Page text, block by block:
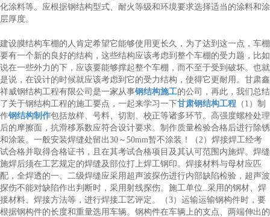
化涂料等。应根据钢结构型式、耐火等级和环境要求选择适当的涂料和涂
层厚度。
建设膜结构车棚的人肯定希望它能够使用更长久，为了达到这一点，车棚
要有一个新的良好的结构，这些结构应该考虑到整个车棚的受力题，比如
说在一些外力的下，应该要能够撑起整个车棚，而不至于受到破坏。也就
是说，在设计的时候就应该考虑到它的受力结构，使得它更耐用。甘肃鑫
祥威钢结构工程有限公司是一家从事钢结构施工的公司，再此，我们总结
了关于钢结构工程的施工要点，一起来学习一下甘肃钢结构工程 （1）制
作钢结构制作包括放样、号料、切割、校正等诸多环节。高强度螺栓处理
后的摩擦面，抗滑移系数应符合设计要求。制作质量检验合格后进行除锈
和涂装。一般安装焊缝处留出30～50mm暂不涂装！（2）焊接焊工经考
试合格并取得合格证书，且在其考试合格项目及其认可范围内施焊。焊缝
施焊后须在工艺规定的焊缝及部位打上焊工钢印。焊接材料与母材应匹
配，全焊透的一、二级焊缝应采用超声波探伤进行内部缺陷检验，超声波
探伤不能对缺陷作出判断时，采用射线探伤。施工单位..采用的钢材、焊
接材料、焊接方法等，进行焊接工艺评定。（3）运输运输钢构件时，要
根据钢构件的长度和重量选用车辆。钢构件在车辆上的支点、两端伸出的